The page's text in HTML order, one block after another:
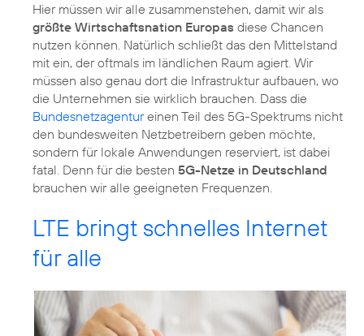
Hier müssen wir alle zusammenstehen, damit wir als
größte Wirtschaftsnation Europas diese Chancen
nutzen können. Natürlich schließt das den Mittelstand
mit ein, der oftmals im ländlichen Raum agiert. Wir
müssen also genau dort die Infrastruktur aufbauen, wo
die Unternehmen sie wirklich brauchen. Dass die
Bundesnetzagentureinen Teil des 5G-Spektrums nicht
den bundesweiten Netzbetreibern geben möchte,
sondern für lokale Anwendungen reserviert, ist dabei
fatal. Denn für die besten 5G-Netze in Deutschland
brauchen wir alle geeigneten Frequenzen.
LTE bringt schnelles Internet
für alle